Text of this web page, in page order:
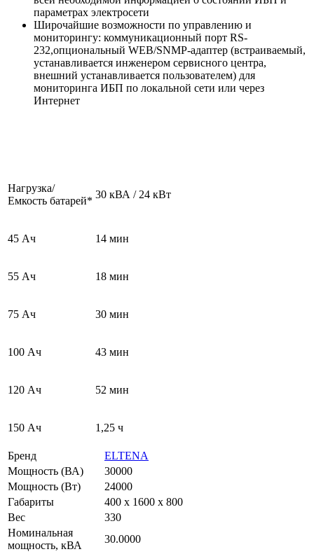
параметрах электросети
Широчайшие возможности по управлению и
мониторингу: коммуникационный порт RS-
232,опциональный WEB/SNMP-адаптер (встраиваемый,
устанавливается инженером сервисного центра,
внешний устанавливается пользователем) для
мониторинга ИБП по локальной сети или через
Интернет
Нагрузка/
Емкость батарей*
30 кВА / 24 кВт
45 Ач 14 мин
55 Ач 18 мин
75 Ач 30 мин
100 Ач 43 мин
120 Ач 52 мин
150 Ач 1,25 ч
Бренд
ELTENA
Мощность (ВА)
30000
Мощность (Вт)
24000
Габариты
400 х 1600 х 800
Вес
330
Номинальная
мощность, кВА
30.0000